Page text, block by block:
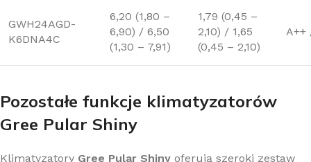
GWH24AGD-
K6DNA4C
6,20 (1,80 –
6,90) / 6,50
(1,30 – 7,91)
1,79 (0,45 –
2,10) / 1,65
(0,45 – 2,10)
A++
Pozostałe funkcje klimatyzatorów
Gree Pular Shiny
Klimatyzatory Gree Pular Shiny oferują szeroki zestaw